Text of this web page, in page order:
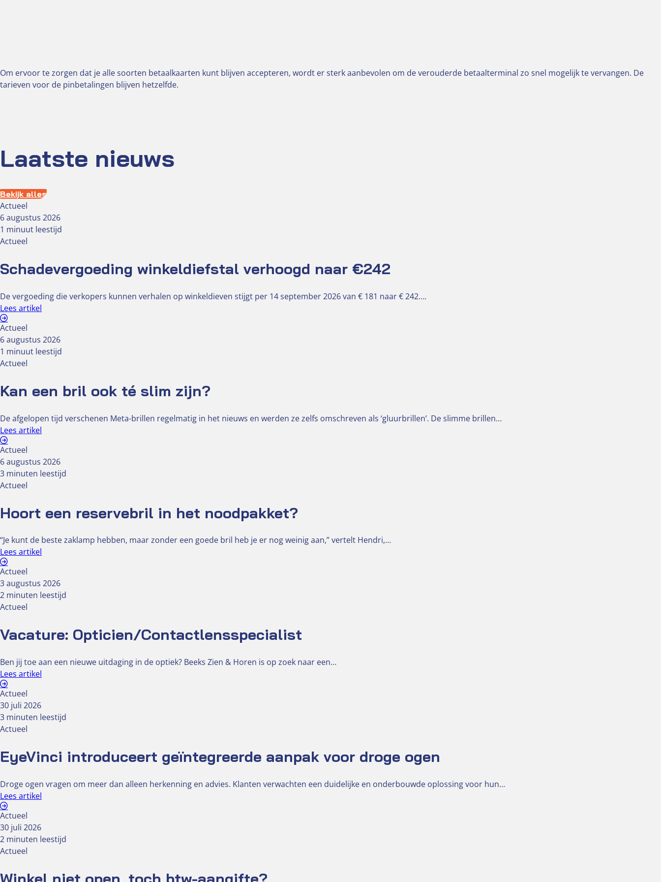
Om ervoor te zorgen dat je alle soorten betaalkaarten kunt blijven accepteren, wordt er sterk aanbevolen om de verouderde betaalterminal zo snel mogelijk te vervangen. De
tarieven voor de pinbetalingen blijven hetzelfde.
Laatste nieuws
Bekijk alles
Actueel
6 augustus 2026
1 minuut leestijd
Actueel
Schadevergoeding winkeldiefstal verhoogd naar €242
De vergoeding die verkopers kunnen verhalen op winkeldieven stijgt per 14 september 2026 van € 181 naar € 242….
Lees artikel
Actueel
6 augustus 2026
1 minuut leestijd
Actueel
Kan een bril ook té slim zijn?
De afgelopen tijd verschenen Meta-brillen regelmatig in het nieuws en werden ze zelfs omschreven als ‘gluurbrillen’. De slimme brillen…
Lees artikel
Actueel
6 augustus 2026
3 minuten leestijd
Actueel
Hoort een reservebril in het noodpakket?
“Je kunt de beste zaklamp hebben, maar zonder een goede bril heb je er nog weinig aan,” vertelt Hendri,…
Lees artikel
Actueel
3 augustus 2026
2 minuten leestijd
Actueel
Vacature: Opticien/Contactlensspecialist
Ben jij toe aan een nieuwe uitdaging in de optiek? Beeks Zien & Horen is op zoek naar een…
Lees artikel
Actueel
30 juli 2026
3 minuten leestijd
Actueel
EyeVinci introduceert geïntegreerde aanpak voor droge ogen
Droge ogen vragen om meer dan alleen herkenning en advies. Klanten verwachten een duidelijke en onderbouwde oplossing voor hun…
Lees artikel
Actueel
30 juli 2026
2 minuten leestijd
Actueel